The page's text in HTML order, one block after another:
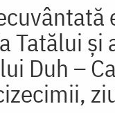
Tatălui și
Duh –